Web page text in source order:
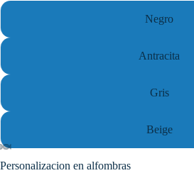
Negro
Antracita
Gris
Beige
Personalizacion en alfombras